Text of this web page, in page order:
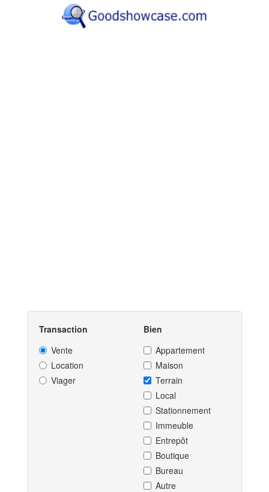
Transaction
Vente
Location
Viager
Bien
Appartement
Maison
Terrain
Local
Stationnement
Immeuble
Entrepôt
Boutique
Bureau
Autre